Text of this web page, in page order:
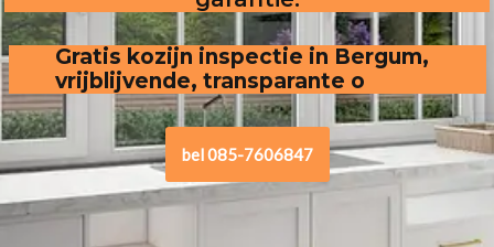
Gratis kozijn inspectie in Bergum,
vrijblijvende, transparante offerte
bel 085-7606847